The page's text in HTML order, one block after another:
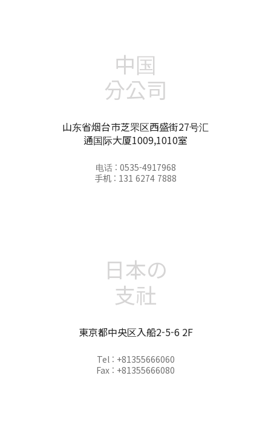
中国
分公司
山东省烟台市芝罘区西盛街27号汇
通国际大厦1009,1010室
电话 : 0535-4917968
手机 : 131 6274 7888
日本の
支社
東京都中央区入船2-5-6 2F
Tel : +81355666060
Fax : +81355666080